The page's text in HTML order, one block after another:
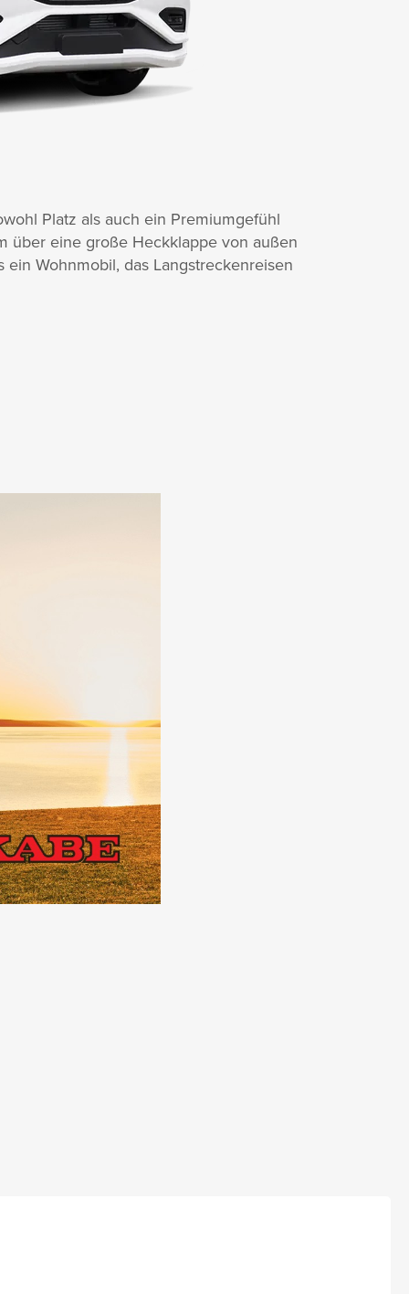
Platz als auch ein Premiumgefühl
über eine große Heckklappe von außen
Wohnmobil, das Langstreckenreisen